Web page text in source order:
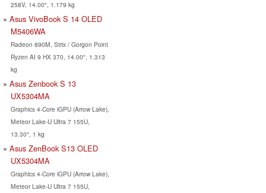
258V, 14.00", 1.179 kg
Asus VivoBook S 14 OLED
M5406WA
Radeon 890M, Strix / Gorgon Point
Ryzen AI 9 HX 370, 14.00", 1.313
kg
Asus Zenbook S 13
UX5304MA
Graphics 4-Core iGPU (Arrow Lake),
Meteor Lake-U Ultra 7 155U,
13.30", 1 kg
Asus ZenBook S13 OLED
UX5304MA
Graphics 4-Core iGPU (Arrow Lake),
Meteor Lake-U Ultra 7 155U,